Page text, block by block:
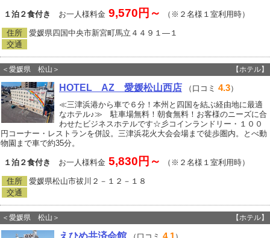
１泊２食付き お一人様料金 9,570円～ （※２名様１室利用時）
住所
愛媛県四国中央市新宮町馬立４４９１―１
交通
＜愛媛県 松山＞ 【ホテル】
HOTEL AZ 愛媛松山西店 （口コミ 4.3）
≪三津浜港から車で６分！本州と四国を結ぶ経由地に最適
なホテル♪≫ 駐車場無料！朝食無料！お客様のニーズに合
わせたビジネスホテルです☆彡コインランドリー・１００
円コーナー・レストランを併設。三津浜花火大会会場まで徒歩圏内。とべ動
物園まで車で約35分。
１泊２食付き お一人様料金 5,830円～ （※２名様１室利用時）
住所
愛媛県松山市祓川２－１２－１８
交通
＜愛媛県 松山＞ 【ホテル】
えひめ共済会館